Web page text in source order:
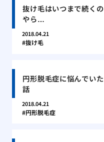
抜け毛はいつまで続くの
やら…
2018.04.21
抜け毛
円形脱毛症に悩んでいた
話
2018.04.21
円形脱毛症